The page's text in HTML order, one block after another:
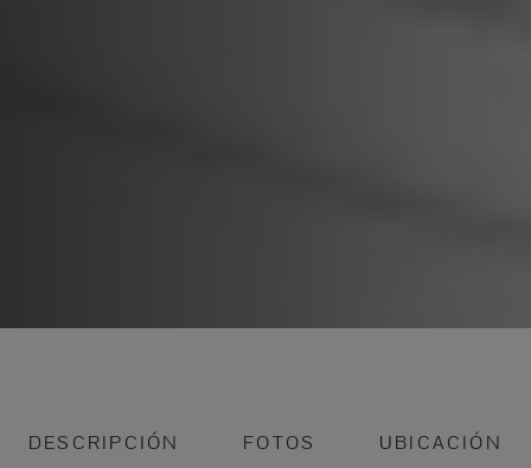
DESCRIPCIÓN FOTOS UBICACIÓN